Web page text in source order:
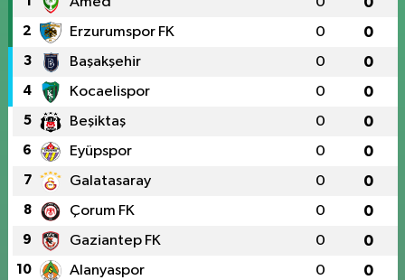
2 Erzurumspor FK 0 0
3 Başakşehir 0 0
4 Kocaelispor 0 0
5 Beşiktaş 0 0
6 Eyüpspor 0 0
7 Galatasaray 0 0
8 Çorum FK 0 0
9 Gaziantep FK 0 0
10 Alanyaspor 0 0